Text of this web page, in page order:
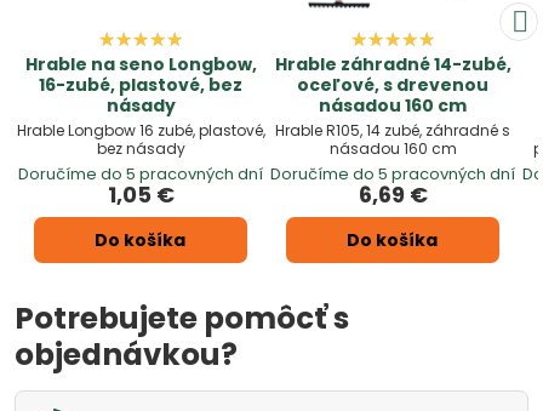
Hrable na seno Longbow,
16-zubé, plastové, bez
násady
Hrable Longbow 16 zubé, plastové,
bez násady
Doručíme do 5 pracovných dní
1,05 €
Do košíka
Hrable záhradné 14-zubé,
oceľové, s drevenou
násadou 160 cm
Hrable R105, 14 zubé, záhradné s
násadou 160 cm
Doručíme do 5 pracovných dní
6,69 €
Do košíka
Potrebujete pomôcť s
objednávkou?